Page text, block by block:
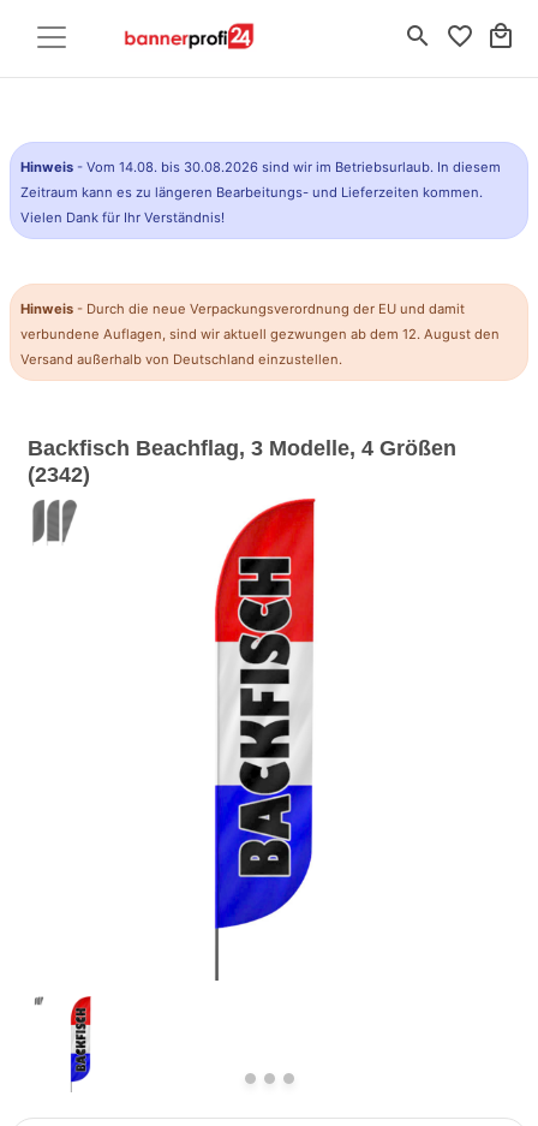
search favorite_border local_mall
Hinweis - Vom 14.08. bis 30.08.2026 sind wir im Betriebsurlaub. In diesem
Zeitraum kann es zu längeren Bearbeitungs- und Lieferzeiten kommen.
Vielen Dank für Ihr Verständnis!
Hinweis - Durch die neue Verpackungsverordnung der EU und damit
verbundene Auflagen, sind wir aktuell gezwungen ab dem 12. August den
Versand außerhalb von Deutschland einzustellen.
Backfisch Beachflag, 3 Modelle, 4 Größen
(2342)